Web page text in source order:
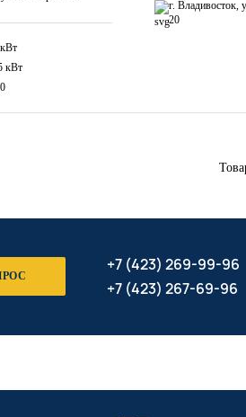
кВт
г. Владивосток,
20
+7 (423) 269-99-96
+7 (423) 267-69-96